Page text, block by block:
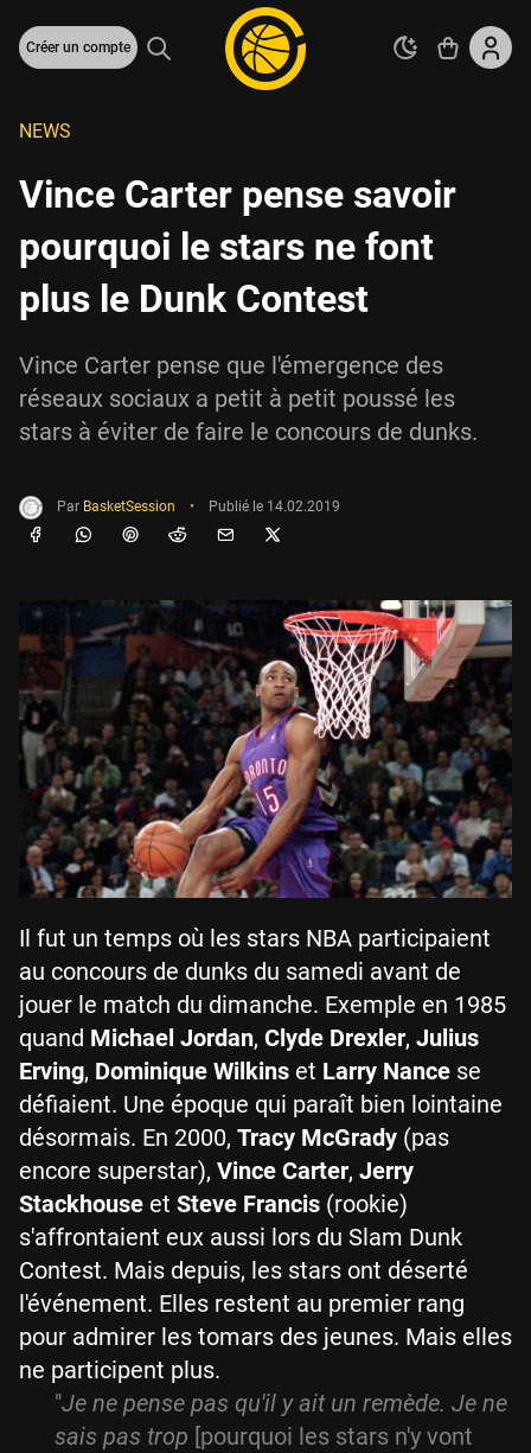
Créer un compte
NEWS
Vince Carter pense savoir
pourquoi le stars ne font
plus le Dunk Contest
Vince Carter pense que l'émergence des
réseaux sociaux a petit à petit poussé les
stars à éviter de faire le concours de dunks.
Par BasketSession • Publié le 14.02.2019
Il fut un temps où les stars NBA participaient
au concours de dunks du samedi avant de
jouer le match du dimanche. Exemple en 1985
quand Michael Jordan, Clyde Drexler, Julius
Erving, Dominique Wilkins et Larry Nance se
défiaient. Une époque qui paraît bien lointaine
désormais. En 2000, Tracy McGrady (pas
encore superstar), Vince Carter, Jerry
Stackhouse et Steve Francis (rookie)
s'affrontaient eux aussi lors du Slam Dunk
Contest. Mais depuis, les stars ont déserté
l'événement. Elles restent au premier rang
pour admirer les tomars des jeunes. Mais elles
ne participent plus.
"Je ne pense pas qu'il y ait un remède. Je ne
sais pas trop [pourquoi les stars n'y vont